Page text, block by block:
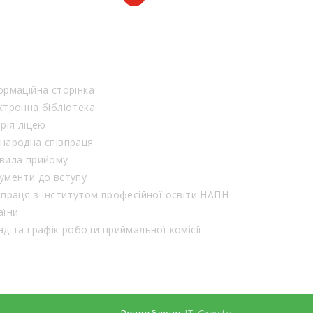
сторінка
бібліотека
ліцею
співпраця
прийому
до вступу
з Інститутом професійної освіти НАПН
Склад та графік роботи приймальної комісії